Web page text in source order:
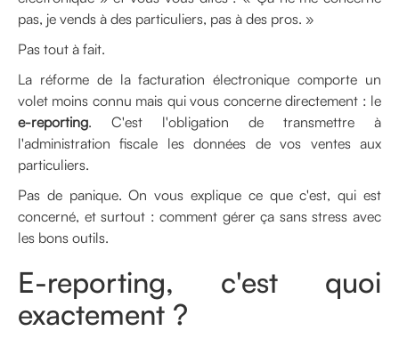
pas, je vends à des particuliers, pas à des pros. »
Pas tout à fait.
La réforme de la facturation électronique comporte un
volet moins connu mais qui vous concerne directement : le
e-reporting. C'est l'obligation de transmettre à
l'administration fiscale les données de vos ventes aux
particuliers.
Pas de panique. On vous explique ce que c'est, qui est
concerné, et surtout : comment gérer ça sans stress avec
les bons outils.
E-reporting, c'est quoi
exactement ?